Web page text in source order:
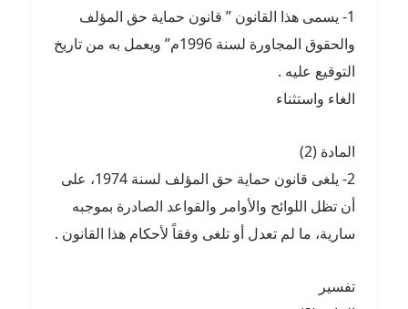
1- يسمى هذا القانون ” قانون حماية حق المؤلف
والحقوق المجاورة لسنة 1996م” ويعمل به من تاريخ
التوقيع عليه .
الغاء واستثناء
المادة (2)
2- يلغى قانون حماية حق المؤلف لسنة 1974، على
أن تظل اللوائح والأوامر والقواعد الصادرة بموجبه
سارية، ما لم تعدل أو تلغى وفقاً لأحكام هذا القانون .
تفسير